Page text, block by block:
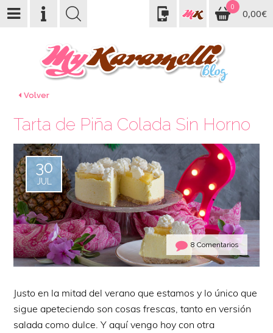
0
0,00€
Volver
Tarta de Piña Colada Sin Horno
30
JUL
8 Comentarios
Justo en la mitad del verano que estamos y lo único que
sigue apeteciendo son cosas frescas, tanto en versión
salada como dulce. Y aquí vengo hoy con otra